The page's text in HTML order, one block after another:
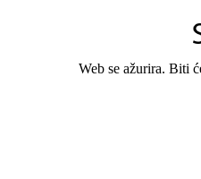
Web se ažurira. Biti